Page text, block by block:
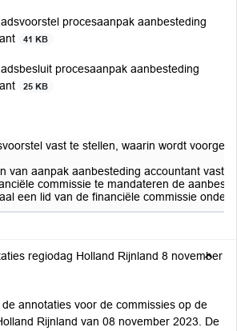
procesaanpak aanbesteding
41 KB
procesaanpak aanbesteding
25 KB
vast te stellen, waarin wordt
van aanpak aanbesteding accountant vast te
commissie te mandateren de
een lid van de financiële commissie
regiodag Holland Rijnland 8 november
de annotaties voor de commissies op de
Rijnland van 08 november 2023. De